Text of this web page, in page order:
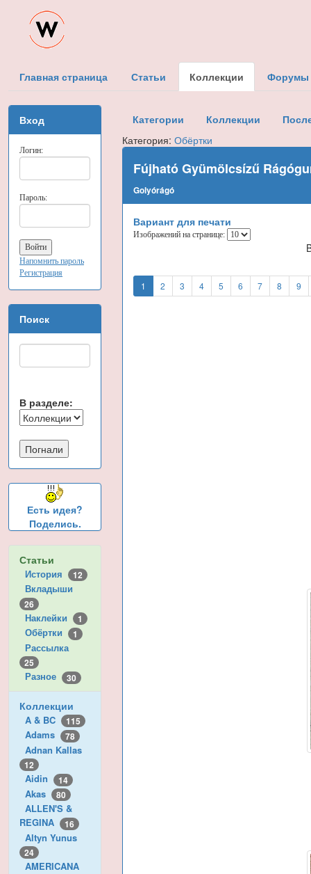
Главная страница Статьи Коллекции Форумы
Вход
Логин:
Пароль:
Напомнить пароль
Регистрация
Поиск
В разделе:
Есть идея?
Поделись.
Статьи
История 12
Вкладыши
26
Наклейки 1
Обёртки 1
Рассылка
25
Разное 30
Коллекции
A & BC 115
Adams 78
Adnan Kallas
12
Aidin 14
Akas 80
ALLEN'S &
REGINA
16
Altyn Yunus
24
AMERICANA
Категории Коллекции
Категория:Обёртки
Fújható Gyümölcsízű
Golyórágó
Вариант для печати
Изображений на странице:
1 2 3 4 5 6 7 8 9